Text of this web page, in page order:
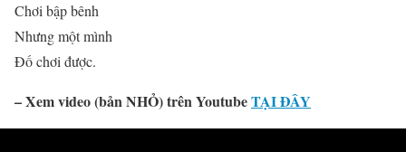
Chơi bập bênh
Nhưng một mình
Đố chơi được.
–Xem video (bản NHỎ) trên YoutubeTẠI ĐÂY